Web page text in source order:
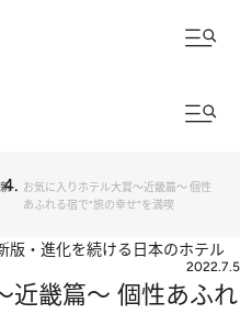
お気に入りホテル大賞～近畿篇～ 個性
あふれる宿で“旅の幸せ”を満喫
版・進化を続ける日本のホテル
2022.7.5
近畿篇～ 個性あふれ